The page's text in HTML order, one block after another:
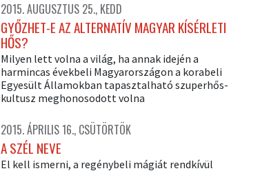
2015. AUGUSZTUS 25., KEDD
GYŐZHET-E AZ ALTERNATÍV MAGYAR KÍSÉRLETI
HŐS?
Milyen lett volna a világ, ha annak idején a
harmincas évekbeli Magyarországon a korabeli
Egyesült Államokban tapasztalható szuperhős-
kultusz meghonosodott volna
2015. ÁPRILIS 16., CSÜTÖRTÖK
A SZÉL NEVE
El kell ismerni, a regénybeli mágiát rendkívül